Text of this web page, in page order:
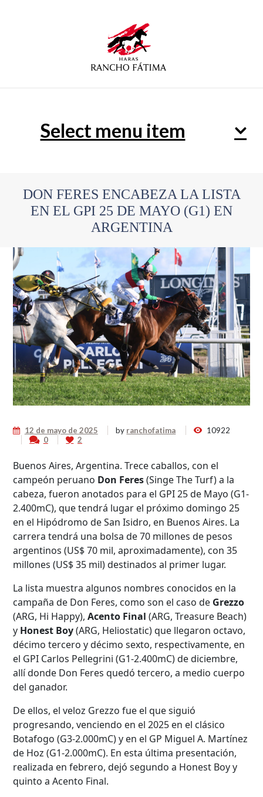
Select menu item
DON FERES ENCABEZA LA LISTA
EN EL GPI 25 DE MAYO (G1) EN
ARGENTINA
12 de mayo de 2025 by ranchofatima
10922
0
2
Buenos Aires, Argentina. Trece caballos, con el
campeón peruano Don Feres(Singe The Turf) a la
cabeza, fueron anotados para el GPI 25 de Mayo (G1-
2.400mC), que tendrá lugar el próximo domingo 25
en el Hipódromo de San Isidro, en Buenos Aires. La
carrera tendrá una bolsa de 70 millones de pesos
argentinos (US$ 70 mil, aproximadamente), con 35
millones (US$ 35 mil) destinados al primer lugar.
La lista muestra algunos nombres conocidos en la
campaña de Don Feres, como son el caso de Grezzo
(ARG, Hi Happy),Acento Final (ARG, Treasure Beach)
y Honest Boy(ARG, Heliostatic) que llegaron octavo,
décimo tercero y décimo sexto, respectivamente, en
el GPI Carlos Pellegrini (G1-2.400mC) de diciembre,
allí donde Don Feres quedó tercero, a medio cuerpo
del ganador.
De ellos, el veloz Grezzo fue el que siguió
progresando, venciendo en el 2025 en el clásico
Botafogo (G3-2.000mC) y en el GP Miguel A. Martínez
de Hoz (G1-2.000mC). En esta última presentación,
realizada en febrero, dejó segundo a Honest Boy y
quinto a Acento Final.